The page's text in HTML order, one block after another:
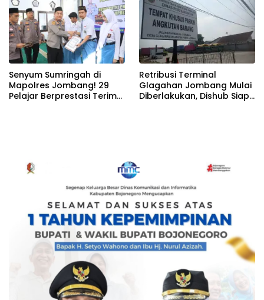
Senyum Sumringah di
Mapolres Jombang! 29
Pelajar Berprestasi Terima
Retribusi Terminal
Glagahan Jombang Mulai
Diberlakukan, Dishub Siap